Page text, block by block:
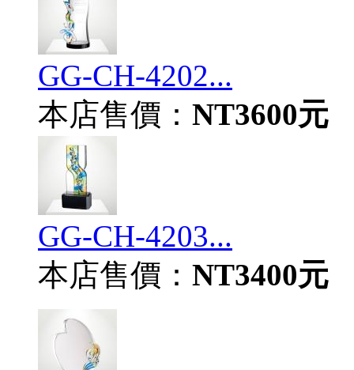
GG-CH-4202...
本店售價： NT3600元
GG-CH-4203...
本店售價： NT3400元